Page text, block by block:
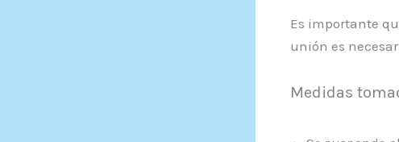
Es importante
unión es
Medidas